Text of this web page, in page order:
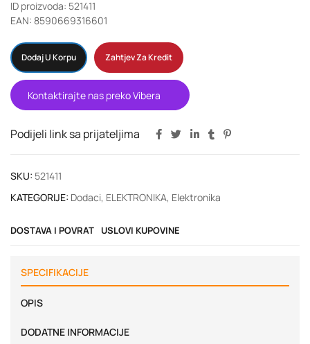
ID proizvoda: 521411
EAN: 8590669316601
Dodaj U Korpu Zahtjev Za Kredit
Kontaktirajte nas preko Vibera
Podijeli link sa prijateljima
SKU: 521411
KATEGORIJE: Dodaci, ELEKTRONIKA, Elektronika
DOSTAVA I POVRAT USLOVI KUPOVINE
SPECIFIKACIJE
OPIS
DODATNE INFORMACIJE